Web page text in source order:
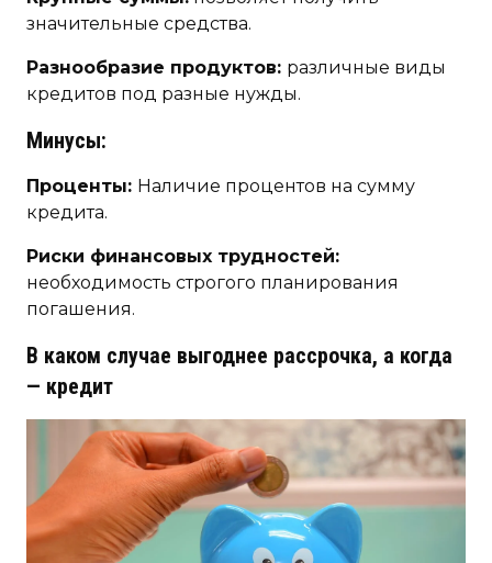
значительные средства.
Разнообразие продуктов: различные виды
кредитов под разные нужды.
Минусы:
Проценты: Наличие процентов на сумму
кредита.
Риски финансовых трудностей:
необходимость строгого планирования
погашения.
В каком случае выгоднее рассрочка, а когда
— кредит